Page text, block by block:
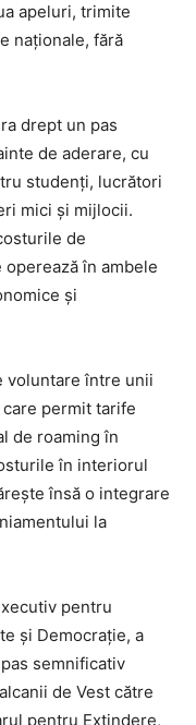
apeluri, trimite
naționale, fără
drept un pas
de aderare, cu
studenți, lucrători
mici și mijlocii.
de
în ambele
și
voluntare între unii
permit tarife
de roaming în
în interiorul
însă o integrare
la
pentru
și Democrație, a
semnificativ
de Vest către
pentru Extindere,